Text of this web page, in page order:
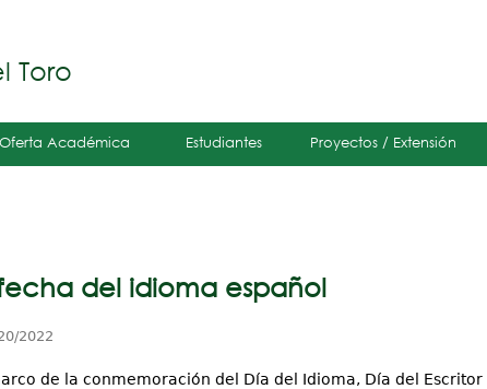
Toro
Oferta Académica Estudiantes Proyectos / Extensión
del idioma español
2022
de la conmemoración del Día del Idioma, Día del Escritor